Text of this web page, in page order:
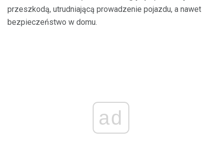
przeszkodą, utrudniającą prowadzenie pojazdu, a nawet
bezpieczeństwo w domu.
ad